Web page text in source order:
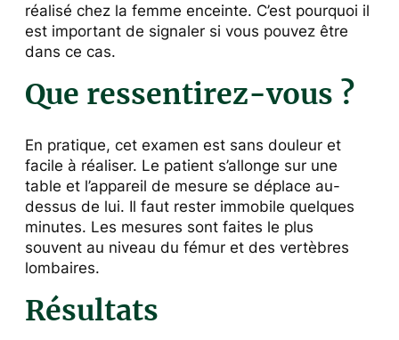
réalisé chez la femme enceinte. C’est pourquoi il
est important de signaler si vous pouvez être
dans ce cas.
Que ressentirez-vous ?
En pratique, cet examen est sans douleur et
facile à réaliser. Le patient s’allonge sur une
table et l’appareil de mesure se déplace au-
dessus de lui. Il faut rester immobile quelques
minutes. Les mesures sont faites le plus
souvent au niveau du fémur et des vertèbres
lombaires.
Résultats